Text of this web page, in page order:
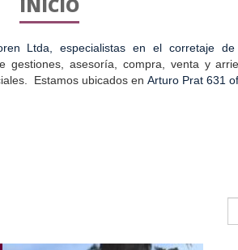
INICIO
Ltda, especialistas en el corretaje
gestiones, asesoría, compra, venta y
Estamos ubicados en Arturo Prat 631